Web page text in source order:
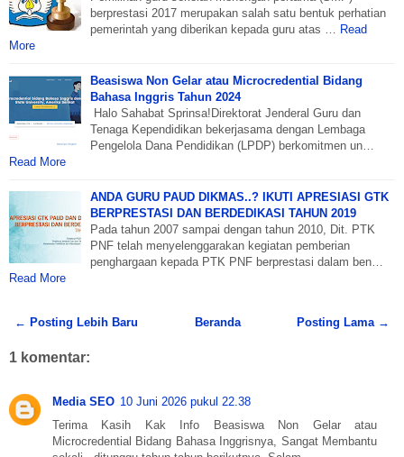
berprestasi 2017 merupakan salah satu bentuk perhatian
pemerintah yang diberikan kepada guru atas …
Read
More
Beasiswa Non Gelar atau Microcredential Bidang
Bahasa Inggris Tahun 2024
Halo Sahabat Sprinsa!Direktorat Jenderal Guru dan
Tenaga Kependidikan bekerjasama dengan Lembaga
Pengelola Dana Pendidikan (LPDP) berkomitmen un…
Read More
ANDA GURU PAUD DIKMAS..? IKUTI APRESIASI GTK
BERPRESTASI DAN BERDEDIKASI TAHUN 2019
Pada tahun 2007 sampai dengan tahun 2010, Dit. PTK
PNF telah menyelenggarakan kegiatan pemberian
penghargaan kepada PTK PNF berprestasi dalam ben…
Read More
← Posting Lebih Baru Posting Lama →
Beranda
1 komentar:
Media SEO 10 Juni 2026 pukul 22.38
Terima Kasih Kak Info Beasiswa Non Gelar atau
Microcredential Bidang Bahasa Inggrisnya, Sangat Membantu